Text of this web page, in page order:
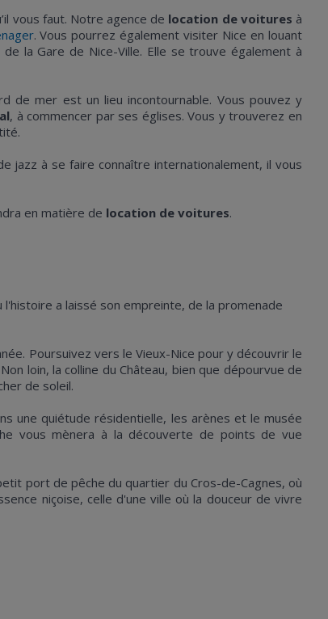
vous faut. Notre agence de location de voitures à
. Vous pourrez également visiter Nice en louant
la Gare de Nice-Ville. Elle se trouve également à
de mer est un lieu incontournable. Vous pouvez y
, à commencer par ses églises. Vous y trouverez en
jazz à se faire connaître internationalement, il vous
en matière de location de voitures.
a laissé son empreinte, de la promenade
Poursuivez vers le Vieux-Nice pour y découvrir le
loin, la colline du Château, bien que dépourvue de
de soleil.
une quiétude résidentielle, les arènes et le musée
vous mènera à la découverte de points de vue
port de pêche du quartier du Cros-de-Cagnes, où
niçoise, celle d'une ville où la douceur de vivre